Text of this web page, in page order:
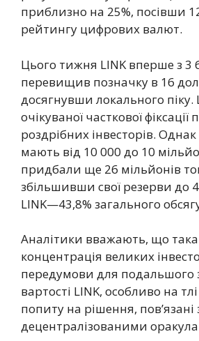
приблизно на 25%, посівши
рейтингу цифрових валют.
Цього тижня LINK вперше з 3
перевищив позначку в 16
досягнувши локального
очікуваної часткової
роздрібних інвесторів. Однак
мають від 10 000 до 10
придбали ще 26 мільйонів
збільшивши свої резерви до
LINK—43,8% загального
Аналітики вважають, що
концентрація великих
передумови для подальшого
вартості LINK, особливо на
попиту на рішення, пов’язані
децентралізованими